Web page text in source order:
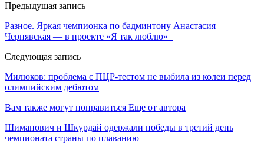
Предыдущая запись
Разное. Яркая чемпионка по бадминтону Анастасия
Чернявская — в проекте «Я так люблю»
Следующая запись
Милюков: проблема с ПЦР-тестом не выбила из колеи перед
олимпийским дебютом
Вам также могут понравиться Еще от автора
Шиманович и Шкурдай одержали победы в третий день
чемпионата страны по плаванию